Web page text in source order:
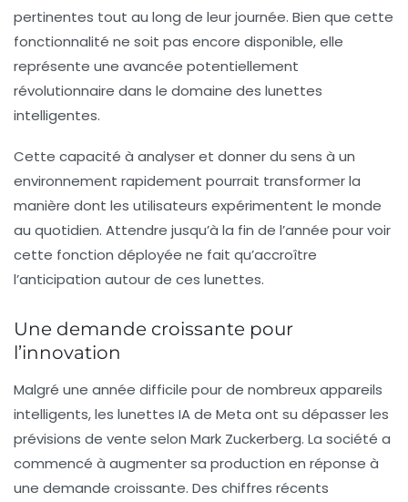
pertinentes tout au long de leur journée. Bien que cette
fonctionnalité ne soit pas encore disponible, elle
représente une avancée potentiellement
révolutionnaire dans le domaine des lunettes
intelligentes.
Cette capacité à analyser et donner du sens à un
environnement rapidement pourrait transformer la
manière dont les utilisateurs expérimentent le monde
au quotidien. Attendre jusqu’à la fin de l’année pour voir
cette fonction déployée ne fait qu’accroître
l’anticipation autour de ces lunettes.
Une demande croissante pour
l’innovation
Malgré une année difficile pour de nombreux appareils
intelligents, les lunettes IA de Meta ont su dépasser les
prévisions de vente selon Mark Zuckerberg. La société a
commencé à augmenter sa production en réponse à
une demande croissante. Des chiffres récents